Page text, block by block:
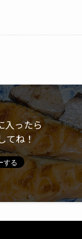
入ったら
てね！